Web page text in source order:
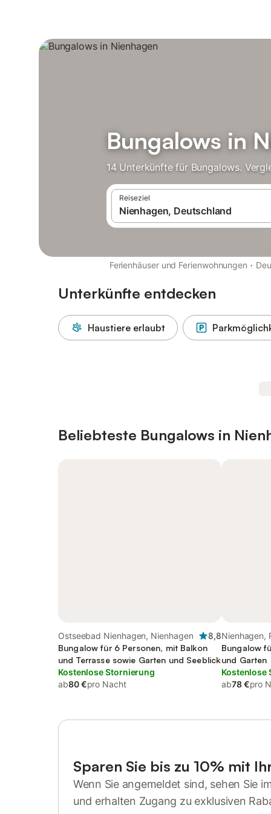
Bungalows in
14 Unterkünfte für Bungalows.
Reiseziel
Ferienhäuser und Ferienwohnungen ·
Unterkünfte entdecken
Haustiere erlaubt
Beliebteste Bungalows in
Ostseebad Nienhagen, Nienhagen
8,8
Bungalow für 6 Personen, mit Balkon
und Terrasse sowie Garten und Seeblick
Kostenlose Stornierung
ab80 €pro Nacht
Nienhagen,
Bungalow
und Garten
Kostenlose
ab78 €pro
Sparen Sie bis zu 10% mit
Wenn Sie angemeldet sind, sehen Sie
und erhalten Zugang zu exklusiven